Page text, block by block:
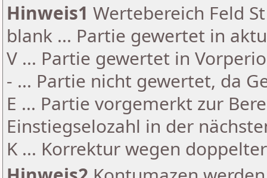
Hinweis1 Wertebereich Feld
blank ... Partie gewertet in
V ... Partie gewertet in
- ... Partie nicht gewertet, da
E ... Partie vorgemerkt zur
Einstiegselozahl in der
K ... Korrektur wegen